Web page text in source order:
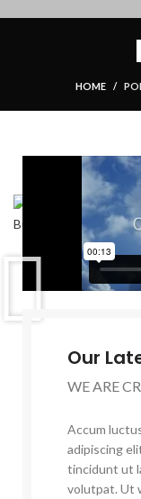
HOME
Our
WE ARE
Accum
adipiscing
tincidunt ut
volutpat. Ut